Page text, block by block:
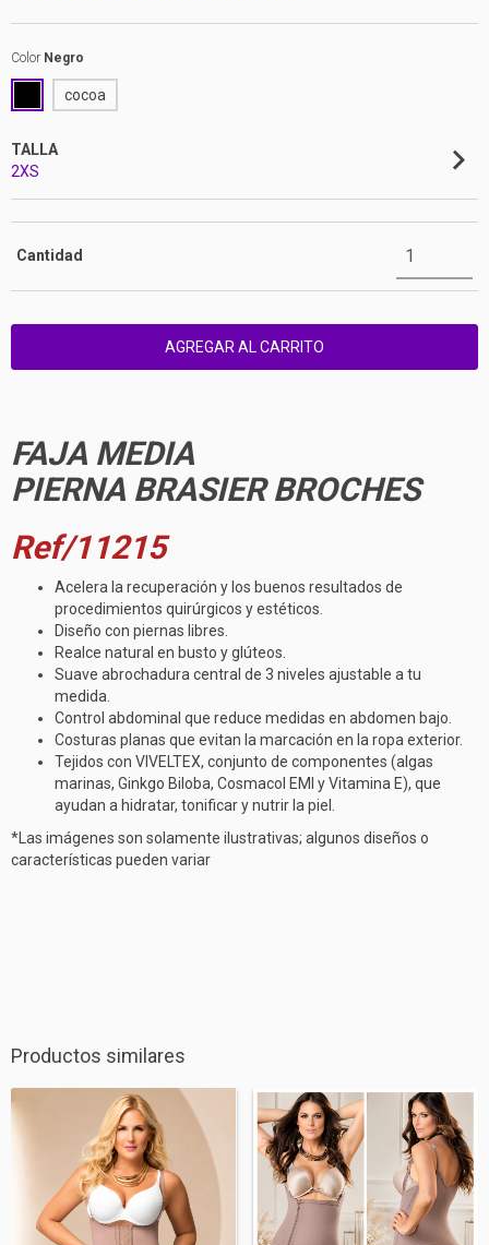
Color Negro
cocoa
TALLA
2XS
Cantidad
FAJA MEDIA
PIERNA BRASIER BROCHES
Ref/11215
Acelera la recuperación y los buenos resultados de
procedimientos quirúrgicos y estéticos.
Diseño con piernas libres.
Realce natural en busto y glúteos.
Suave abrochadura central de 3 niveles ajustable a tu
medida.
Control abdominal que reduce medidas en abdomen bajo.
Costuras planas que evitan la marcación en la ropa exterior.
Tejidos con VIVELTEX, conjunto de componentes (algas
marinas, Ginkgo Biloba, Cosmacol EMI y Vitamina E), que
ayudan a hidratar, tonificar y nutrir la piel.
*Las imágenes son solamente ilustrativas; algunos diseños o
características pueden variar
Productos similares